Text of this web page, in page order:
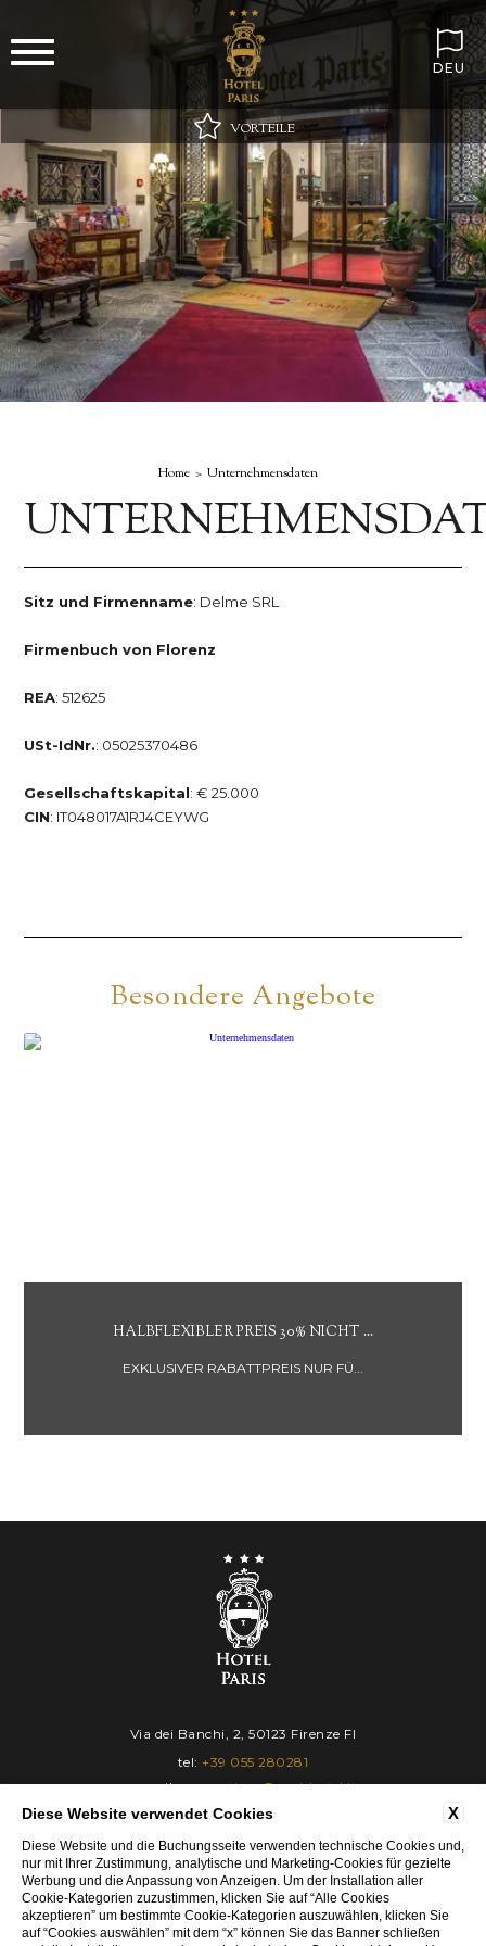
06 07
2 erw.
1 zimmer
DEU
VORTEILE
Bester Online-Preis garantiert
WLAN immer inklusive!
Minibar bei Ankunft mit stillem und sprudelndem Wasser
Besonderes Geschenk auf dem Zimmer!
Home Unternehmensdaten
Sitz und Firmenname: Delme SRL
Firmenbuch von Florenz
REA: 512625
USt-IdNr.: 05025370486
Gesellschaftskapital: € 25.000
CIN: IT048017A1RJ4CEYWG
Besondere Angebote
PREIS 30% NICHT ...
RABATTPREIS NUR FÜ...
Via dei Banchi, 2, 50123 Firenze FI
tel: +39 055 280281
e-mail:reservations@parishotel.it
P.Iva: 05025370486
CIN: IT048017A1RJ4CEYWG
KONTAKT UNTERNEHMENSDATEN
DATENSCHUTZ COOKIE POLICY ACCESSIBILITY
X
Diese Website verwendet Cookies
Diese Website und die Buchungsseite verwenden technische Cookies und,
nur mit Ihrer Zustimmung, analytische und Marketing-Cookies für gezielte
Werbung und die Anpassung von Anzeigen. Um der Installation aller
Cookie-Kategorien zuzustimmen, klicken Sie auf “Alle Cookies
akzeptieren” um bestimmte Cookie-Kategorien auszuwählen, klicken Sie
auf “Cookies auswählen” mit dem “x” können Sie das Banner schließen